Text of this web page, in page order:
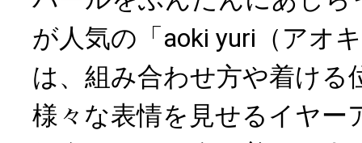
が人気の「aoki yuri（アオ
は、組み合わせ方や着ける
様々な表情を見せるイヤー